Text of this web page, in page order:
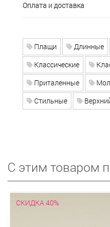
Оплата и доставка
Плащи Длинные
Классические
Приталенные
Стильные
С этим товаром
СКИДКА 40%